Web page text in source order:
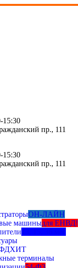
пр., 111
пр., 111
ОН-ЛАЙН
машиныдля ЕНВД!
ХИТ
терминалы